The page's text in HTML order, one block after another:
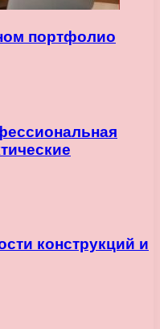
портфолио
конструкций и